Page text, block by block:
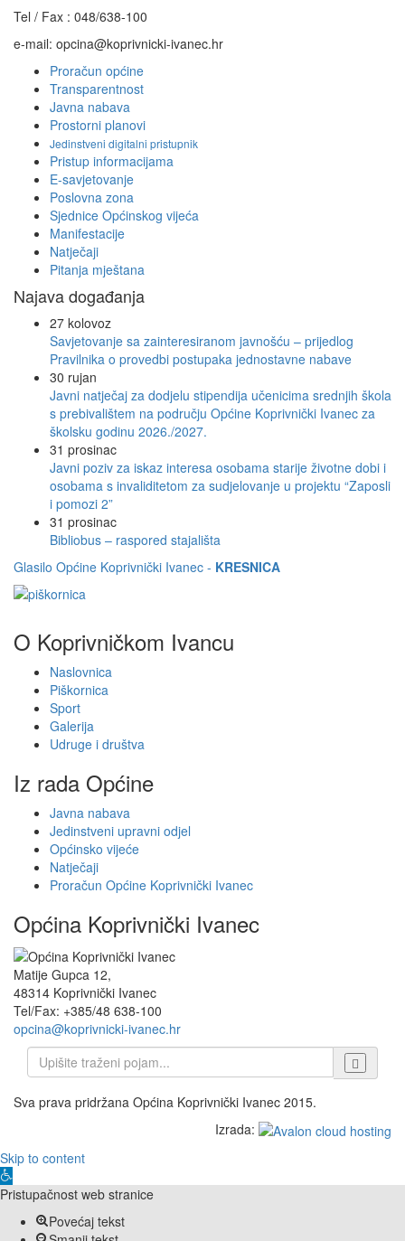
Tel / Fax : 048/638-100
e-mail: opcina@koprivnicki-ivanec.hr
Proračun općine
Transparentnost
Javna nabava
Prostorni planovi
Jedinstveni digitalni pristupnik
Pristup informacijama
E-savjetovanje
Poslovna zona
Sjednice Općinskog vijeća
Manifestacije
Natječaji
Pitanja mještana
Najava događanja
27 kolovoz
Savjetovanje sa zainteresiranom javnošću – prijedlog
Pravilnika o provedbi postupaka jednostavne nabave
30 rujan
Javni natječaj za dodjelu stipendija učenicima srednjih škola
s prebivalištem na području Općine Koprivnički Ivanec za
školsku godinu 2026./2027.
31 prosinac
Javni poziv za iskaz interesa osobama starije životne dobi i
osobama s invaliditetom za sudjelovanje u projektu “Zaposli
i pomozi 2”
31 prosinac
Bibliobus – raspored stajališta
Glasilo Općine Koprivnički Ivanec - KRESNICA
O Koprivničkom Ivancu
Naslovnica
Piškornica
Sport
Galerija
Udruge i društva
Iz rada Općine
Javna nabava
Jedinstveni upravni odjel
Općinsko vijeće
Natječaji
Proračun Općine Koprivnički Ivanec
Općina Koprivnički Ivanec
Matije Gupca 12,
48314 Koprivnički Ivanec
Tel/Fax: +385/48 638-100
opcina@koprivnicki-ivanec.hr
Sva prava pridržana Općina Koprivnički Ivanec 2015.
Izrada:
Skip to content
Open
toolbar
Pristupačnost web stranice
Povećaj tekst